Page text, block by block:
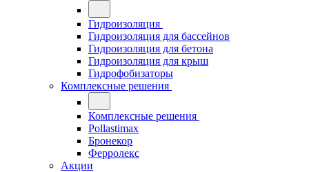
Гидроизоляция
Гидроизоляция для бассейнов
Гидроизоляция для бетона
Гидроизоляция для крыш
Гидрофобизаторы
Комплексные решения
Комплексные решения
Pollastimax
Бронекор
Ферролекс
Акции